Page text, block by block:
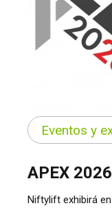
Eventos y
APEX 2026
Niftylift exhibirá